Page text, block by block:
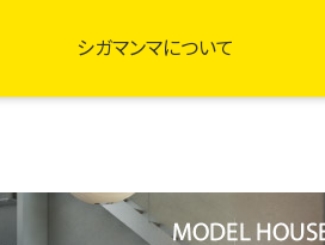
シガマンマについて